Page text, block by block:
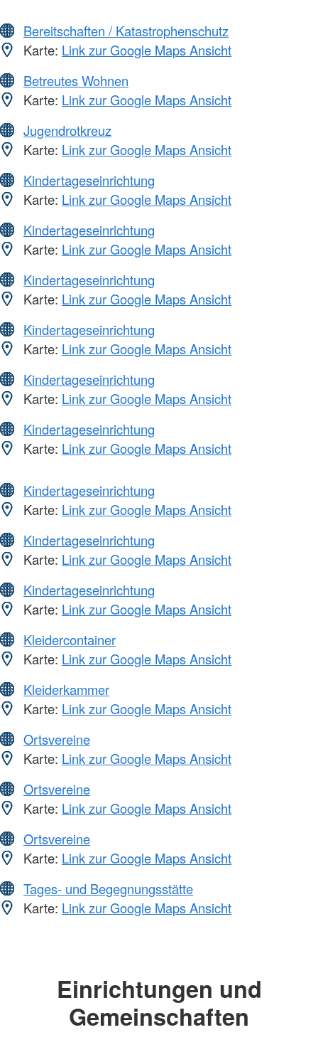
Bereitschaften / Katastrophenschutz
Karte: Link zur Google Maps Ansicht
Betreutes Wohnen
Karte: Link zur Google Maps Ansicht
Jugendrotkreuz
Karte: Link zur Google Maps Ansicht
Kindertageseinrichtung
Karte: Link zur Google Maps Ansicht
Kindertageseinrichtung
Karte: Link zur Google Maps Ansicht
Kindertageseinrichtung
Karte: Link zur Google Maps Ansicht
Kindertageseinrichtung
Karte: Link zur Google Maps Ansicht
Kindertageseinrichtung
Karte: Link zur Google Maps Ansicht
Kindertageseinrichtung
Karte: Link zur Google Maps Ansicht
Kindertageseinrichtung
Karte: Link zur Google Maps Ansicht
Kindertageseinrichtung
Karte: Link zur Google Maps Ansicht
Kindertageseinrichtung
Karte: Link zur Google Maps Ansicht
Kleidercontainer
Karte: Link zur Google Maps Ansicht
Kleiderkammer
Karte: Link zur Google Maps Ansicht
Ortsvereine
Karte: Link zur Google Maps Ansicht
Ortsvereine
Karte: Link zur Google Maps Ansicht
Ortsvereine
Karte: Link zur Google Maps Ansicht
Tages- und Begegnungsstätte
Karte: Link zur Google Maps Ansicht
Einrichtungen und
Gemeinschaften